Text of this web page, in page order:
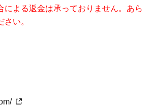
よる返金は承っておりません。あら
い。